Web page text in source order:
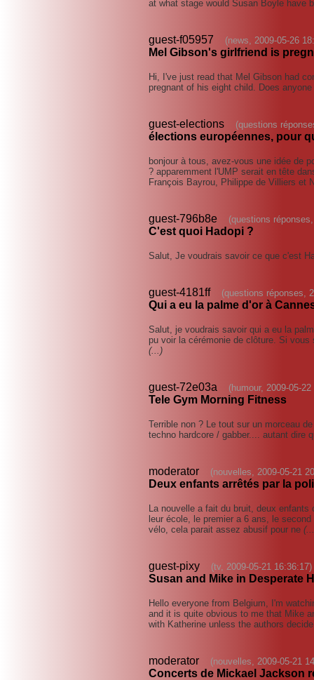
at what stage would Susan Boyle have
guest-f05957 (news, 2009-05-26
Mel Gibson's girlfriend is
Hi, I've just read that Mel Gibson had
pregnant of his eight child. Does
guest-elections (questions
élections européennes, pour
bonjour à tous, avez-vous une idée de
? apparemment l'UMP serait en tête
François Bayrou, Philippe de Villiers et
guest-796b8e (questions
C'est quoi Hadopi ?
Salut, Je voudrais savoir ce que c'est
guest-4181ff (questions réponses,
Qui a eu la palme d'or à
Salut, je voudrais savoir qui a eu la
pu voir la cérémonie de clôture. Si
(...)
guest-72e03a (humour, 2009-05-
Tele Gym Morning Fitness
Terrible non ? Le tout sur un morceau
techno hardcore / gabber.... autant dire
moderator (nouvelles, 2009-05-21
Deux enfants arrêtés par la
La nouvelle a fait du bruit, deux
leur école, le premier a 6 ans, le
vélo, cela parait assez abusif pour ne
guest-pixy (tv, 2009-05-21 16:36:17)
Susan and Mike in Desperate
Hello everyone from Belgium, I'm
and it is quite obvious to me that Mike
with Katherine unless the authors
moderator (nouvelles, 2009-05-21
Concerts de Mickael Jackson